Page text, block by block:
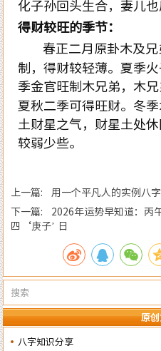
原
八字知识分享
化子孙回头生合，妻儿也
得财较旺的季节：
春正二月原卦木及兄
制，得财较轻薄。夏季
季金官旺制木兄弟，木
夏秋二季可得旺财。冬
土财星之气，财星土处
较弱少些。
上一篇: 用一个平凡人的实例八
下一篇: 2026年运势早知道：丙
四‘庚子’ 日